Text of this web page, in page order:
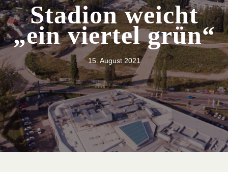
Stadion weicht
„ein viertel grün“
15. August 2021